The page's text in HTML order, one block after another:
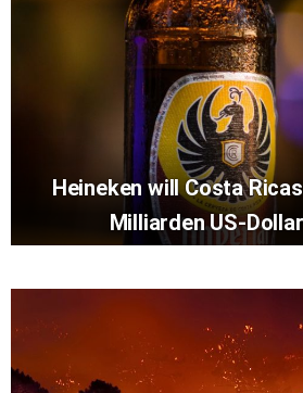
Heineken will Costa
Milliarden US-